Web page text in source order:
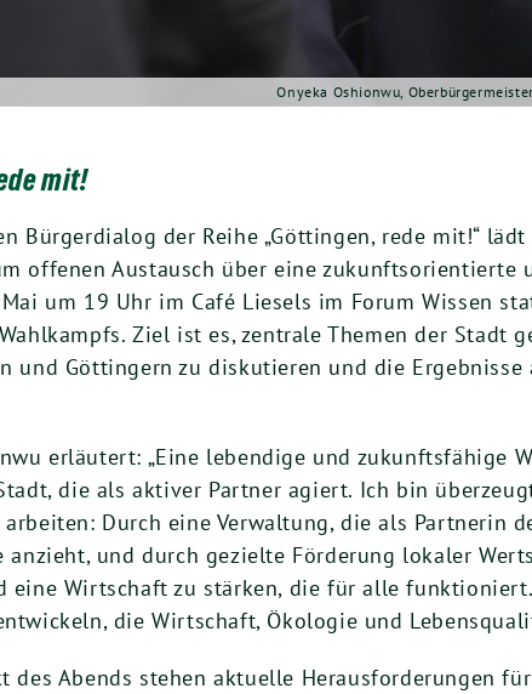
Onyeka Oshionwu,
mit!
Bürgerdialog der Reihe „Göttingen, rede mit!“
offenen Austausch über eine
um 19 Uhr im Café Liesels im Forum Wissen
Ziel ist es, zentrale Themen der
und Göttingern zu diskutieren und die
erläutert: „Eine lebendige und
die als aktiver Partner agiert. Ich bin
arbeiten: Durch eine Verwaltung, die als
anzieht, und durch gezielte Förderung lokaler
eine Wirtschaft zu stärken, die für alle
die Wirtschaft, Ökologie und
des Abends stehen aktuelle Herausforderungen